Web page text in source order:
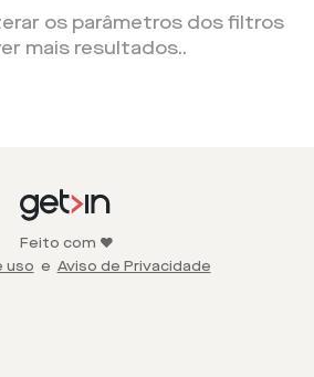
os parâmetros dos filtros
mais resultados..
Feito com ❤️
uso e Aviso de Privacidade